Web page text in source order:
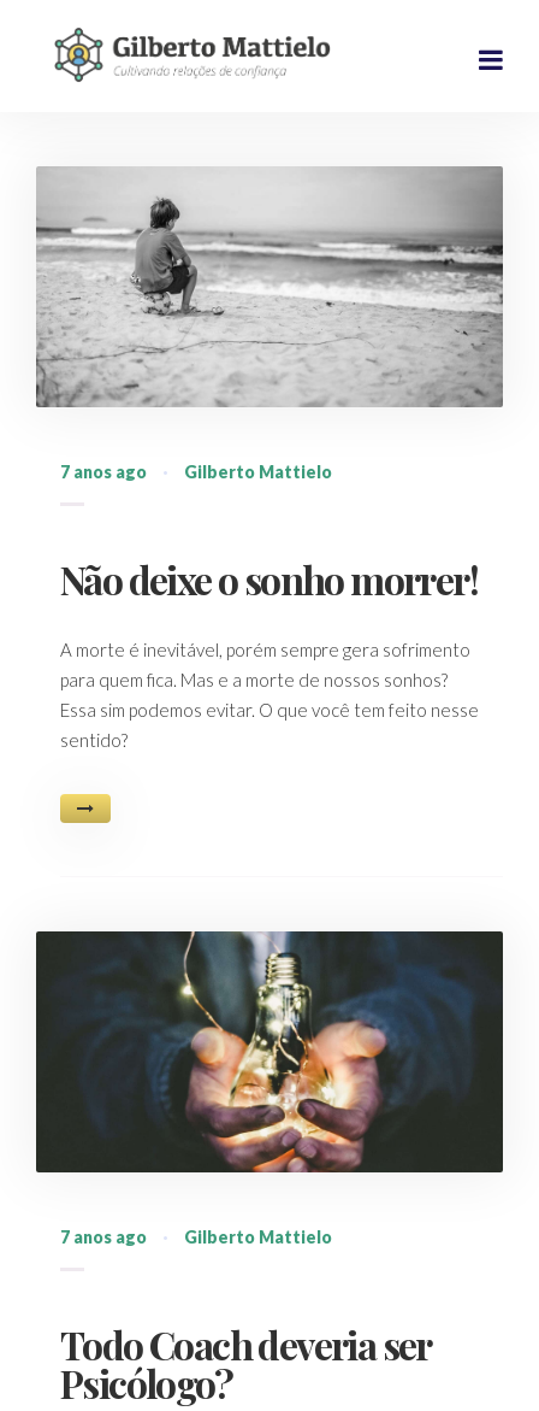
7 anos ago · Gilberto Mattielo
Não deixe o sonho morrer!
A morte é inevitável, porém sempre gera sofrimento
para quem fica. Mas e a morte de nossos sonhos?
Essa sim podemos evitar. O que você tem feito nesse
sentido?
7 anos ago · Gilberto Mattielo
Todo Coach deveria ser
Psicólogo?